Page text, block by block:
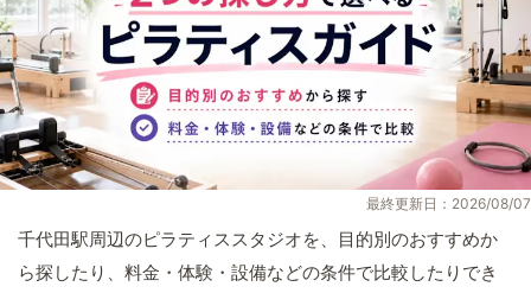
最終更新日：2026/08/07
千代田駅周辺のピラティススタジオを、目的別のおすすめか
ら探したり、料金・体験・設備などの条件で比較したりでき